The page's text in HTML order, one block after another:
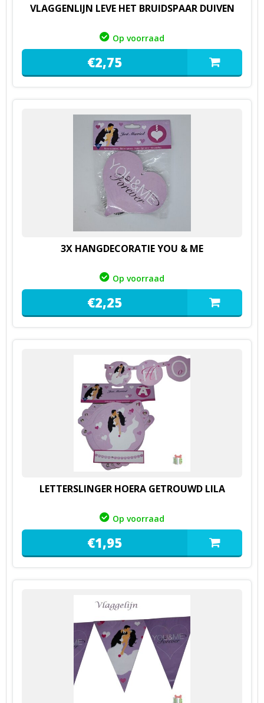
VLAGGENLIJN LEVE HET BRUIDSPAAR DUIVEN
Op voorraad
€2,75
3X HANGDECORATIE YOU & ME
Op voorraad
€2,25
LETTERSLINGER HOERA GETROUWD LILA
Op voorraad
€1,95